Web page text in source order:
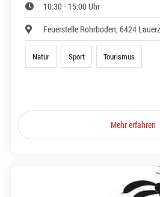
10:30 - 15:00 Uhr
Feuerstelle Rohrboden, 6424 Lauerz
Natur Sport Tourismus
Mehr erfahren